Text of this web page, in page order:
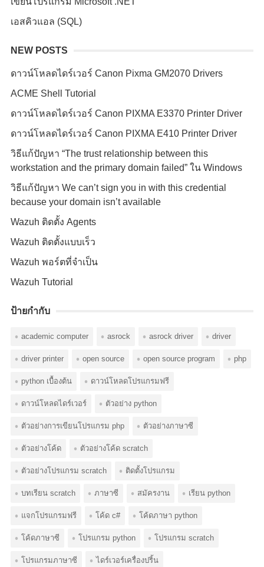
เอสคิวแอล (SQL)
NEW POSTS
ดาวน์โหลดไดร์เวอร์ Canon Pixma GM2070 Drivers
ACME Shell Tutorial
ดาวน์โหลดไดร์เวอร์ Canon PIXMA E3370 Printer Driver
ดาวน์โหลดไดร์เวอร์ Canon PIXMA E410 Printer Driver
วิธีแก้ปัญหา “The trust relationship between this
workstation and the primary domain failed” ใน Windows
วิธีแก้ปัญหา We can’t sign you in with this credential
because your domain isn’t available
Wazuh ติดตั้ง Agents
Wazuh ติดตั้งแบบเร็ว
Wazuh พอร์ตที่จำเป็น
Wazuh Tutorial
ป้ายกำกับ
academic computer asrock asrock driver driver
driver printer open source open source program php
python เบื้องต้น ดาวน์โหลดโปรแกรมฟรี
ดาวน์โหลดไดร์เวอร์ ตัวอย่าง python
ตัวอย่างการเขียนโปรแกรม php ตัวอย่างภาษาซี
ตัวอย่างโค้ด ตัวอย่างโค้ด scratch
ตัวอย่างโปรแกรม scratch ติดตั้งโปรแกรม
บทเรียน scratch ภาษาซี สมัครงาน เรียน python
แจกโปรแกรมฟรี โค้ด c# โค้ดภาษา python
โค้ดภาษาซี โปรแกรม python โปรแกรม scratch
โปรแกรมภาษาซี ไดร์เวอร์เครื่องปริ้น